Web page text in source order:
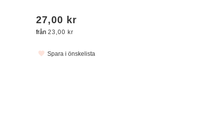
27,00 kr
från 23,00 kr
Spara i önskelista